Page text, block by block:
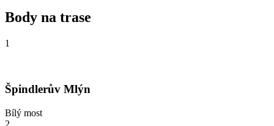
Body na trase
1
Špindlerův Mlýn
Bílý most
2